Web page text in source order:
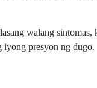
walang
iyong presyon ng dugo.